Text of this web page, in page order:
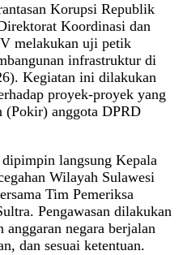
Korupsi Republik
Koordinasi dan
melakukan uji petik
infrastruktur di
Kegiatan ini dilakukan
proyek-proyek yang
(Pokir) anggota DPRD
langsung Kepala
Wilayah Sulawesi
Tim Pemeriksa
Pengawasan dilakukan
anggaran negara berjalan
dan sesuai ketentuan.